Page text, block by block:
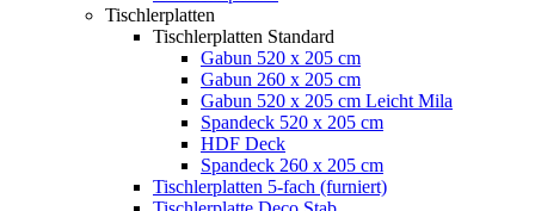
Tischlerplatten
Tischlerplatten Standard
Gabun 520 x 205 cm
Gabun 260 x 205 cm
Gabun 520 x 205 cm Leicht Mila
Spandeck 520 x 205 cm
HDF Deck
Spandeck 260 x 205 cm
Tischlerplatten 5-fach (furniert)